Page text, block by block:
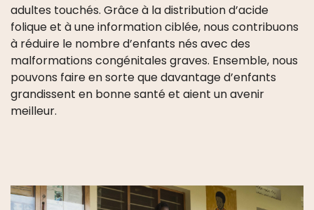
adultes touchés. Grâce à la distribution d’acide
folique et à une information ciblée, nous contribuons
à réduire le nombre d’enfants nés avec des
malformations congénitales graves. Ensemble, nous
pouvons faire en sorte que davantage d’enfants
grandissent en bonne santé et aient un avenir
meilleur.